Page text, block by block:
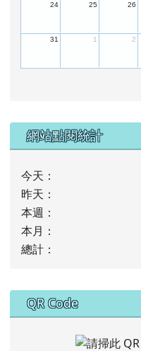
24 25 26
31 1 2
下中左區域內容
網站點閱統計
今天：
昨天：
本週：
本月：
總計：
下中右區域內容
QR Code